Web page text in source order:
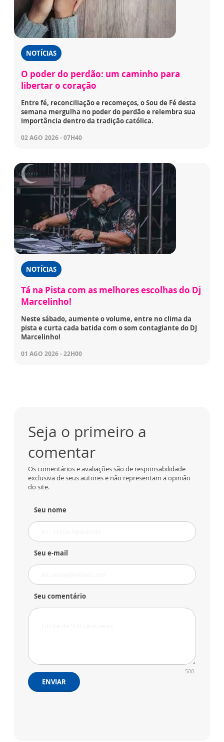
NOTÍCIAS
O poder do perdão: um caminho para
libertar o coração
Entre fé, reconciliação e recomeços, o Sou de Fé desta
semana mergulha no poder do perdão e relembra sua
importância dentro da tradição católica.
02 AGO 2026 - 07H40
NOTÍCIAS
Tá na Pista com as melhores escolhas do Dj
Marcelinho!
Neste sábado, aumente o volume, entre no clima da
pista e curta cada batida com o som contagiante do DJ
Marcelinho!
01 AGO 2026 - 22H00
Seja o primeiro a
comentar
Os comentários e avaliações são de responsabilidade
exclusiva de seus autores e não representam a opinião
do site.
Seu nome
Seu e-mail
Seu comentário
500
ENVIAR